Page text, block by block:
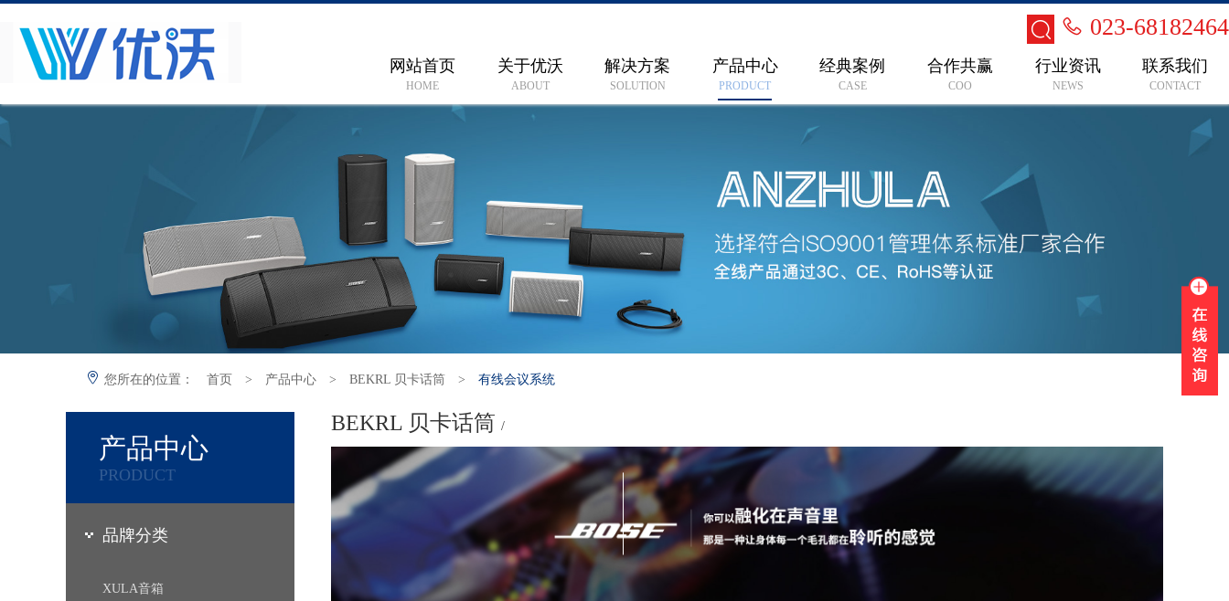
023-68182464
网站首页
HOME
关于优沃
ABOUT
解决方案
SOLUTION
产品中心
PRODUCT
经典案例
CASE
合作共赢
COO
行业资讯
NEWS
联系我们
CONTACT
您所在的位置： 首页 > 产品中心 > BEKRL 贝卡话筒 > 有线会议系统
产品中心
PRODUCT
品牌分类
XULA音箱
BEKRL 贝卡话筒 /